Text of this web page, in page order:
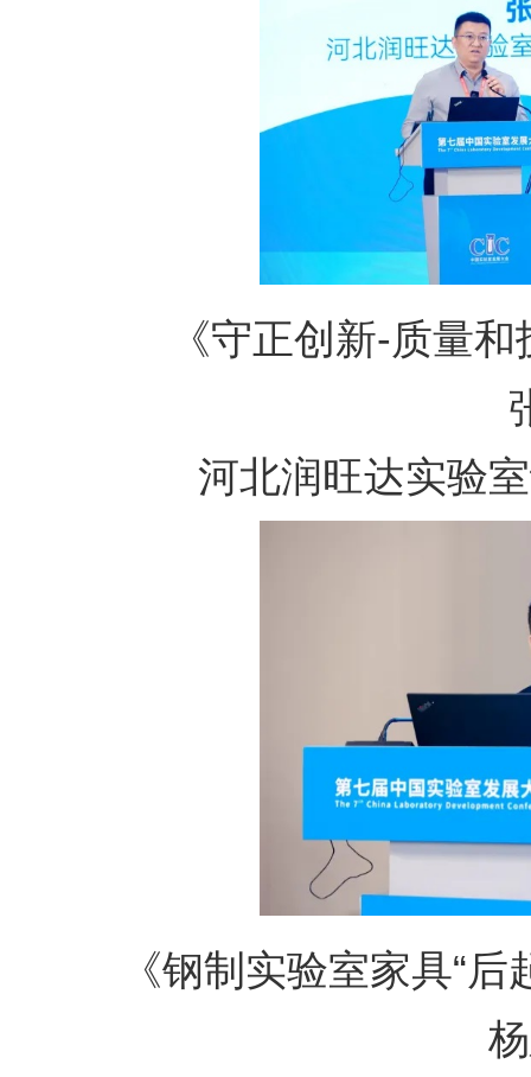
《守正创新-质量和
河北润旺达实验
《钢制实验室家具“后